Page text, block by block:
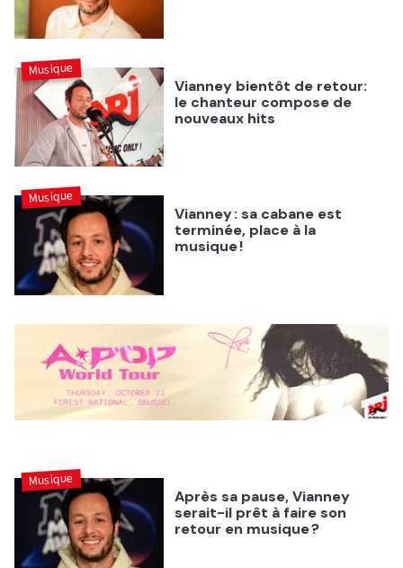
Vianney bientôt de retour:
le chanteur compose de
nouveaux hits
Musique
Vianney : sa cabane est
terminée, place à la
musique !
Musique
Après sa pause, Vianney
serait-il prêt à faire son
retour en musique ?
Musique